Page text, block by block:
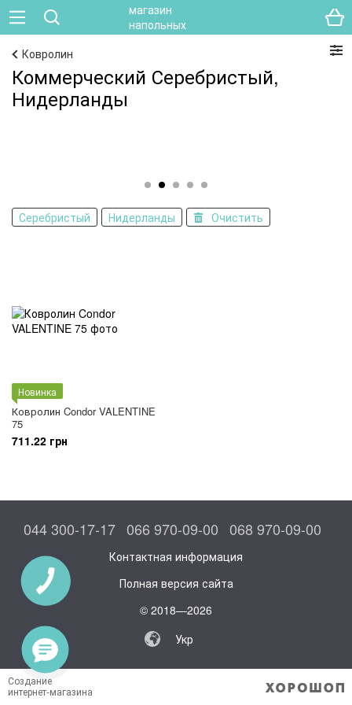
Ковролин
Коммерческий Серебристый,
Нидерланды
Серебристый Нидерланды Очистить
Новинка
Ковролин Condor VALENTINE
75
711.22 грн
044 300-17-17 066 970-09-00 068 970-09-00
Контактная информация
Полная версия сайта
© 2018—2026
Укр
Создание
интернет-магазина